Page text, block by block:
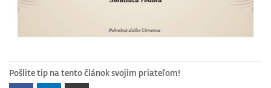
Pošlite tip na tento článok svojim priateľom!